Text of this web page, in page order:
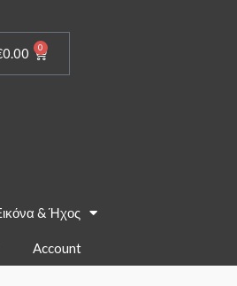
0.00 0
& Ήχος
Account